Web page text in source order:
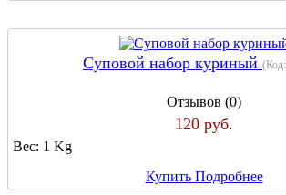
Суповой набор куриный (Код:
Отзывов (0)
120 руб.
Вес: 1 Kg
Купить Подробнее